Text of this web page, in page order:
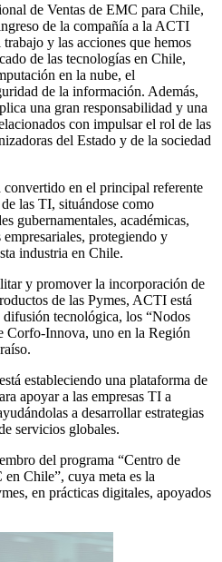
de Ventas de EMC para Chile,
de la compañía a la ACTI
y las acciones que hemos
de las tecnologías en Chile,
en la nube, el
de la información. Además,
una gran responsabilidad y una
con impulsar el rol de las
del Estado y de la sociedad
en el principal referente
las TI, situándose como
gubernamentales, académicas,
protegiendo y
industria en Chile.
y promover la incorporación de
de las Pymes, ACTI está
tecnológica, los “Nodos
Corfo-Innova, uno en la Región
estableciendo una plataforma de
apoyar a las empresas TI a
a desarrollar estrategias
servicios globales.
del programa “Centro de
Chile”, cuya meta es la
en prácticas digitales, apoyados